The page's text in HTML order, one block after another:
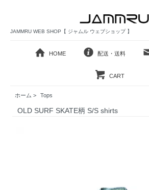
JAMMRU WEB SHOP【 ジャムル ウェブショップ 】
HOME 配送・送料
CART
ホーム > Tops
OLD SURF SKATE柄 S/S shirts